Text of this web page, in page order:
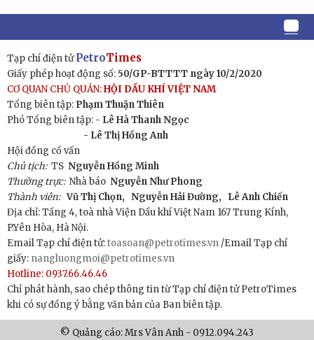
Tạp chí điện tửPetroTimes
Giấy phép hoạt động số: 50/GP-BTTTT ngày 10/2/2020
CƠ QUAN CHỦ QUẢN:HỘI DẦU KHÍ VIỆT NAM
Tổng biên tập: Phạm Thuận Thiên
Phó Tổng biên tập: - Lê Hà Thanh Ngọc
- Lê Thị Hồng Anh
Hội đồng cố vấn
Chủ tịch:TS Nguyễn Hồng Minh
Thường trực: Nhà báo Nguyễn Như Phong
Thành viên: Vũ Thị Chọn, Nguyễn Hải Đường,
Lê Anh Chiến
Địa chỉ: Tầng 4, toà nhà Viện Dầu khí Việt Nam 167 Trung Kính,
P.Yên Hòa, Hà Nội.
Email Tạp chí điện tử:toasoan@petrotimes.vn /Email Tạp chí
giấy: nangluongmoi@petrotimes.vn
Hotline: 0937.66.46.46
Chỉ phát hành, sao chép thông tin từ Tạp chí điện tử PetroTimes
khi có sự đồng ý bằng văn bản của Ban biên tập.
© Quảng cáo: Mrs Vân Anh - 0912.094.243